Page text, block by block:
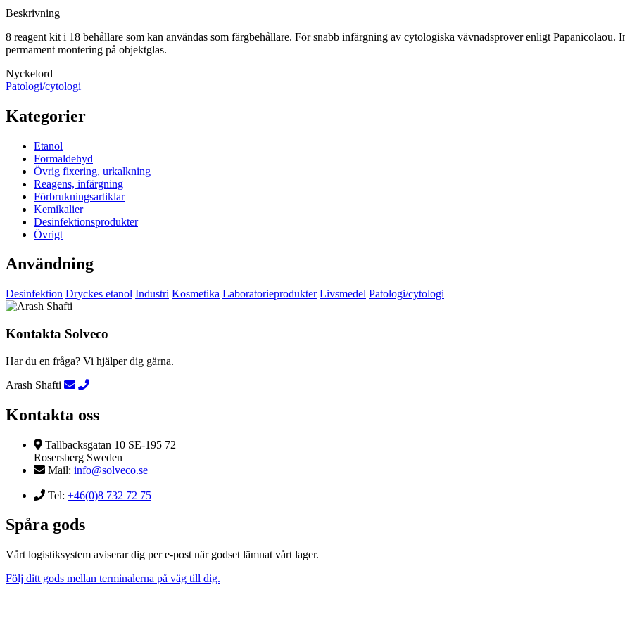
Beskrivning
8 reagent kit i 18 behållare som kan användas som färgbehållare. För snabb infärgning av cytologiska vävnadsprover enligt Papanicolaou.
permament montering på objektglas.
Nyckelord
Patologi/cytologi
Kategorier
Etanol
Formaldehyd
Övrig fixering, urkalkning
Reagens, infärgning
Förbrukningsartiklar
Kemikalier
Desinfektionsprodukter
Övrigt
Användning
Desinfektion Dryckes etanol Industri Kosmetika Laboratorieprodukter Livsmedel Patologi/cytologi
Kontakta Solveco
Har du en fråga? Vi hjälper dig gärna.
Arash Shafti
Kontakta oss
Tallbacksgatan 10 SE-195 72
Rosersberg Sweden
Mail: info@solveco.se
Tel: +46(0)8 732 72 75
Spåra gods
Vårt logistiksystem aviserar dig per e-post när godset lämnat vårt lager.
Följ ditt gods mellan terminalerna på väg till dig.